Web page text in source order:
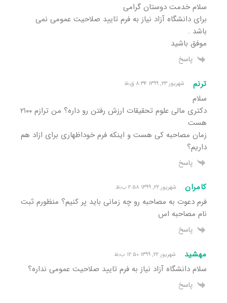
سلام خدمت دوستان گرامی
برای دانشگاه آزاد نیاز به فرم تایید صلاحیت عمومی نمی
باشد .
موفق باشید
پاسخ
ترنم شهریور ۲۳, ۱۳۹۹ ۸:۳۴ ق٫ظ
سلام
دکتری مالی علوم تحقیقات ارزش رفتن رو داره؟ من ترازم ۲۱۰۰
هست
زمان مصاحبه کی هست و اینکه فرم خوداظهاری برای ازاد هم
داریم؟
پاسخ
کامران شهریور ۲۲, ۱۳۹۹ ۲:۵۸ ب٫ظ
فرم دعوت به مصاحبه رو چه زمانی باید پر کنیم؟ منظورم ثبت
نام مصاحبه اس
پاسخ
مهشید شهریور ۲۲, ۱۳۹۹ ۱۲:۵۰ ب٫ظ
سلام دانشگاه آزاد نیاز به فرم تایید صلاحیت عمومی نداره؟
پاسخ